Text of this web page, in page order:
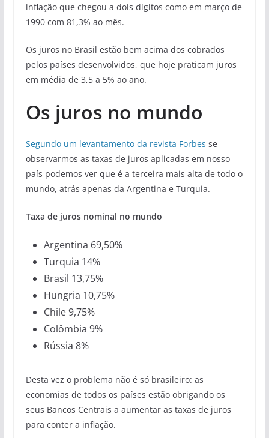
inflação que chegou a dois dígitos como em março de
1990 com 81,3% ao mês.
Os juros no Brasil estão bem acima dos cobrados
pelos países desenvolvidos, que hoje praticam juros
em média de 3,5 a 5% ao ano.
Os juros no mundo
Segundo um levantamento da revista Forbes se
observarmos as taxas de juros aplicadas em nosso
país podemos ver que é a terceira mais alta de todo o
mundo, atrás apenas da Argentina e Turquia.
Taxa de juros nominal no mundo
Argentina 69,50%
Turquia 14%
Brasil 13,75%
Hungria 10,75%
Chile 9,75%
Colômbia 9%
Rússia 8%
Desta vez o problema não é só brasileiro: as
economias de todos os países estão obrigando os
seus Bancos Centrais a aumentar as taxas de juros
para conter a inflação.